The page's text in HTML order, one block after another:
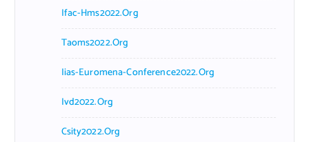
Ifac-Hms2022.org
Taoms2022.org
Iias-Euromena-Conference2022.org
Ivd2022.org
Csity2022.org